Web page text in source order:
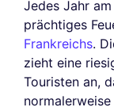
Jedes Jahr
prächtiges
Frankreichs.
zieht eine
Touristen an,